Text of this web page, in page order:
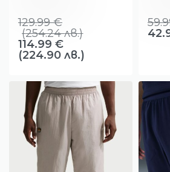
129.99€
(254.24лв.)
114.99 €
(224.90 лв.)